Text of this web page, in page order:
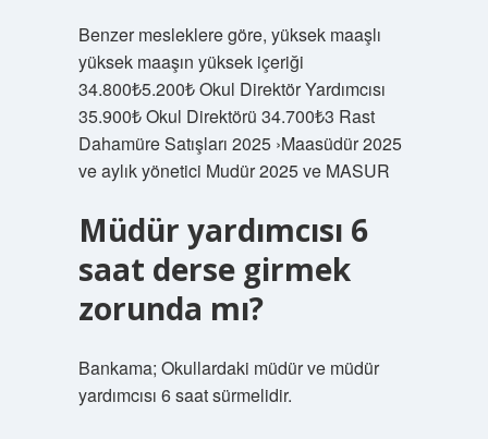
Benzer mesleklere göre, yüksek maaşlı
yüksek maaşın yüksek içeriği
34.800₺5.200₺ Okul Direktör Yardımcısı
35.900₺ Okul Direktörü 34.700₺3 Rast
Dahamüre Satışları 2025 ›Maasüdür 2025
ve aylık yönetici Mudür 2025 ve MASUR
Müdür yardımcısı 6
saat derse girmek
zorunda mı?
Bankama; Okullardaki müdür ve müdür
yardımcısı 6 saat sürmelidir.